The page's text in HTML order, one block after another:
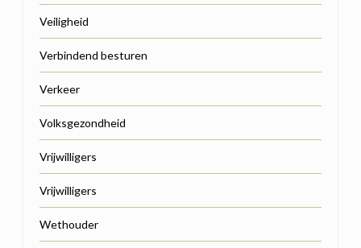
Veiligheid
Verbindend besturen
Verkeer
Volksgezondheid
Vrijwilligers
Vrijwilligers
Wethouder